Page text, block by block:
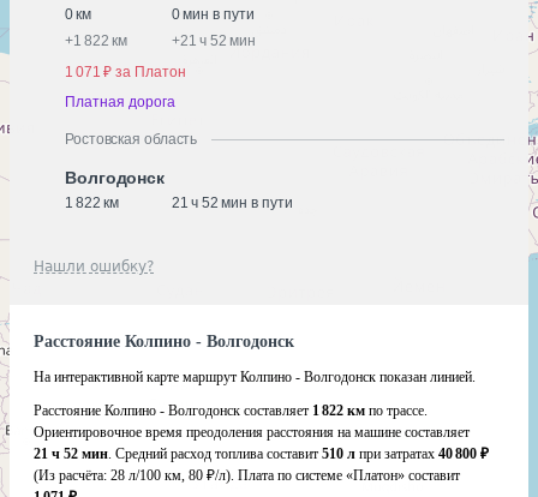
0 км
0 мин в пути
+1 822 км +21 ч 52 мин
1 071 ₽ за Платон
Платная дорога
Ростовская область
Волгодонск
1 822 км 21 ч 52 мин в пути
Нашли ошибку?
Расстояние Колпино - Волгодонск
На интерактивной карте маршрут Колпино - Волгодонск показан линией.
Расстояние Колпино - Волгодонск составляет 1 822 км по трассе.
Ориентировочное время преодоления расстояния на машине составляет
21 ч 52 мин. Средний расход топлива составит 510 л при затратах 40 800 ₽
(Из расчёта: 28 л/100 км, 80 ₽/л). Плата по системе «Платон» составит